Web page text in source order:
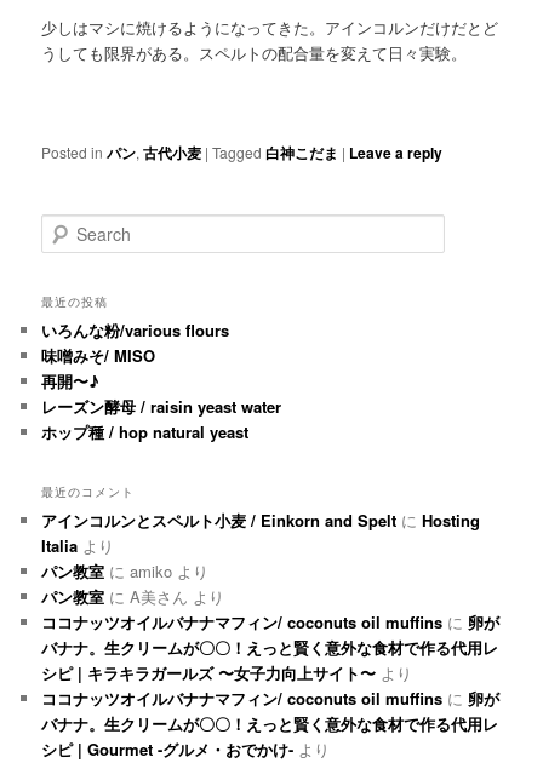
少しはマシに焼けるようになってきた。アインコルンだけだとど
うしても限界がある。スペルトの配合量を変えて日々実験。
Posted in パン,古代小麦 |Tagged 白神こだま | Leave a reply
Search
最近の投稿
いろんな粉/various flours
味噌みそ/ MISO
再開〜♪
レーズン酵母 / raisin yeast water
ホップ種 / hop natural yeast
最近のコメント
アインコルンとスペルト小麦 / Einkorn and Spelt にHosting
Italia より
パン教室 にamiko より
パン教室 にA美さん より
ココナッツオイルバナナマフィン/ coconuts oil muffins に 卵が
バナナ。生クリームが〇〇！えっと賢く意外な食材で作る代用レ
シピ | キラキラガールズ 〜女子力向上サイト〜 より
ココナッツオイルバナナマフィン/ coconuts oil muffins に 卵が
バナナ。生クリームが〇〇！えっと賢く意外な食材で作る代用レ
シピ | Gourmet -グルメ・おでかけ- より